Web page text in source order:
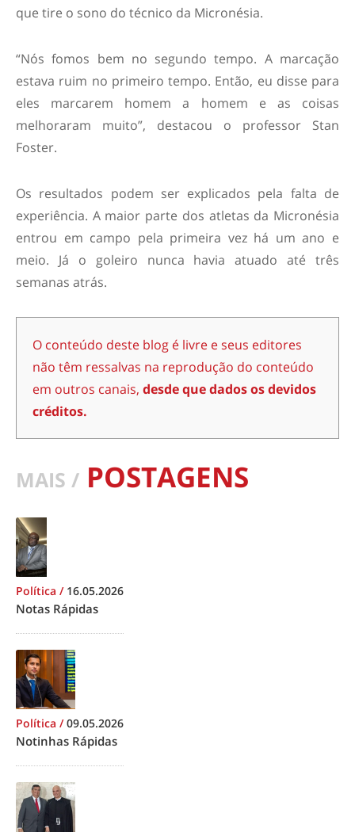
que tire o sono do técnico da Micronésia.
“Nós fomos bem no segundo tempo. A marcação
estava ruim no primeiro tempo. Então, eu disse para
eles marcarem homem a homem e as coisas
melhoraram muito”, destacou o professor Stan
Foster.
Os resultados podem ser explicados pela falta de
experiência. A maior parte dos atletas da Micronésia
entrou em campo pela primeira vez há um ano e
meio. Já o goleiro nunca havia atuado até três
semanas atrás.
O conteúdo deste blog é livre e seus editores
não têm ressalvas na reprodução do conteúdo
em outros canais, desde que dados os devidos
créditos.
MAIS / POSTAGENS
Política / 16.05.2026
Notas Rápidas
Política /09.05.2026
Notinhas Rápidas